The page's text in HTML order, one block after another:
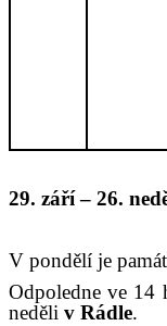
29. září– 26.
V pondělí je
Odpoledne ve 14
neděli v Rádle.